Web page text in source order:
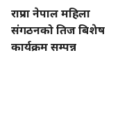
राप्रपा नेपाल महिला
संगठनको तिज बिशेष
कार्यक्रम सम्पन्न